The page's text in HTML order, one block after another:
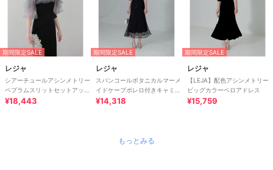
期間限定SALE
レジャ
シアーチュールアシンメトリー
ペプラムスリットセットアップ
ドレス
¥18,443
期間限定SALE
レジャ
スパンコールボタニカルマーメ
イドケープボレロ付きキャミソ
ール2wayワンピースドレス
¥14,318
期間限定SALE
レジャ
【LEJA】配色アシンメトリー
ビッグカラーベロアドレス
¥15,759
もっとみる